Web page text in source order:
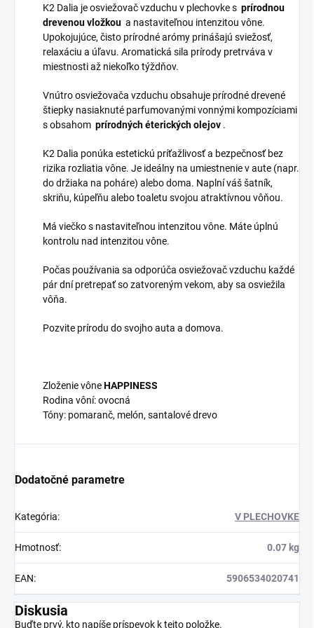
K2 Dalia je osviežovač vzduchu v plechovke s prírodnou
drevenou vložkou a nastaviteľnou intenzitou vône.
Upokojujúce, čisto prírodné arómy prinášajú sviežosť,
relaxáciu a úľavu. Aromatická sila prírody pretrváva v
miestnosti až niekoľko týždňov.
Vnútro osviežovača vzduchu obsahuje prírodné drevené
štiepky nasiaknuté parfumovanými vonnými kompozíciami
s obsahom prírodných éterických olejov .
K2 Dalia ponúka estetickú príťažlivosť a bezpečnosť bez
rizika rozliatia vône. Je ideálny na umiestnenie v aute (napr.
do držiaka na poháre) alebo doma. Naplní váš šatník,
skriňu, kúpeľňu alebo toaletu svojou atraktívnou vôňou.
Má viečko s nastaviteľnou intenzitou vône. Máte úplnú
kontrolu nad intenzitou vône.
Počas používania sa odporúča osviežovač vzduchu každé
pár dní pretrepať so zatvoreným vekom, aby sa osviežila
vôňa.
Pozvite prírodu do svojho auta a domova.
Zloženie vôneHAPPINESS
Rodina vôní: ovocná
Tóny: pomaranč, melón, santalové drevo
Dodatočné parametre
Kategória: V PLECHOVKE
Hmotnosť: 0.07 kg
EAN: 5906534020741
Diskusia
Buďte prvý, kto napíše príspevok k tejto položke.